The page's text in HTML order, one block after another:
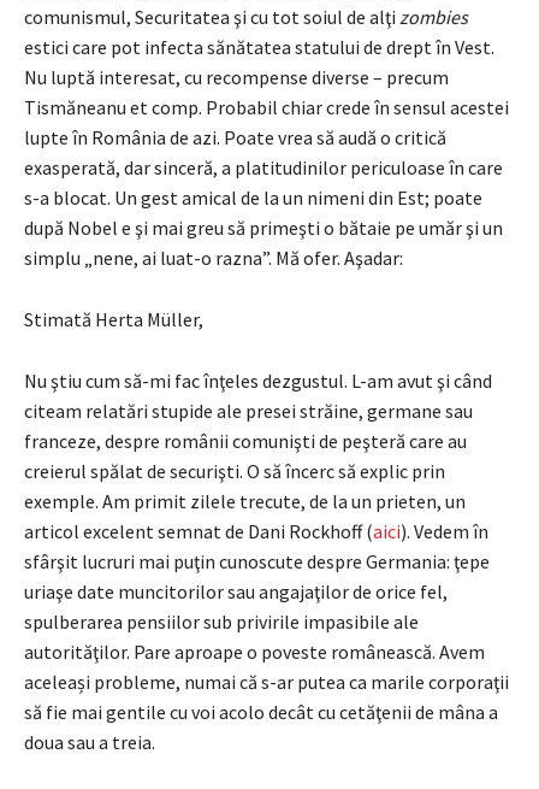
comunismul, Securitatea şi cu tot soiul de alţi zombies
estici care pot infecta sănătatea statului de drept în Vest.
Nu luptă interesat, cu recompense diverse – precum
Tismăneanu et comp. Probabil chiar crede în sensul acestei
lupte în România de azi. Poate vrea să audă o critică
exasperată, dar sinceră, a platitudinilor periculoase în care
s-a blocat. Un gest amical de la un nimeni din Est; poate
după Nobel e şi mai greu să primeşti o bătaie pe umăr şi un
simplu „nene, ai luat-o razna”. Mă ofer. Aşadar:
Stimată Herta Müller,
Nu ştiu cum să-mi fac înţeles dezgustul. L-am avut şi când
citeam relatări stupide ale presei străine, germane sau
franceze, despre românii comunişti de peşteră care au
creierul spălat de securişti. O să încerc să explic prin
exemple. Am primit zilele trecute, de la un prieten, un
articol excelent semnat de Dani Rockhoff (aici). Vedem în
sfârşit lucruri mai puţin cunoscute despre Germania: ţepe
uriaşe date muncitorilor sau angajaţilor de orice fel,
spulberarea pensiilor sub privirile impasibile ale
autorităţilor. Pare aproape o poveste românească. Avem
aceleași probleme, numai că s-ar putea ca marile corporaţii
să fie mai gentile cu voi acolo decât cu cetăţenii de mâna a
doua sau a treia.